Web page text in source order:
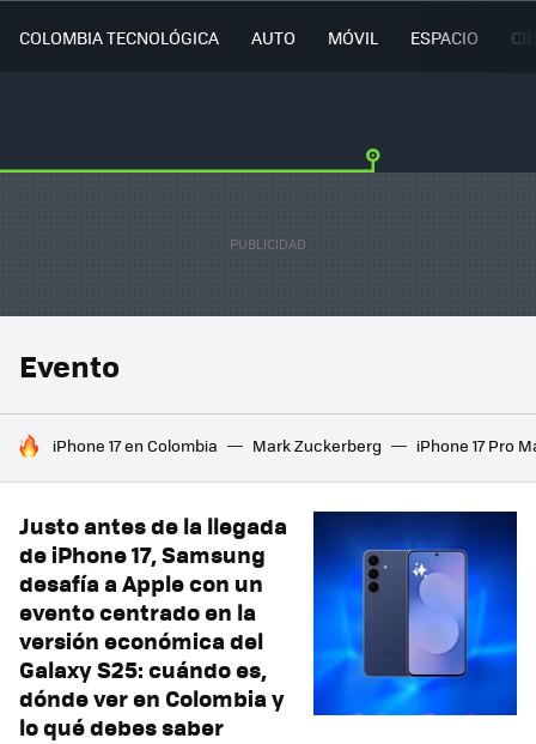
COLOMBIA TECNOLÓGICA AUTO MÓVIL ESPACIO
Evento
HOY SE HABLA DE
iPhone 17 en Colombia Mark Zuckerberg iPhone 17 Pro
Justo antes de la llegada
de iPhone 17, Samsung
desafía a Apple con un
evento centrado en la
versión económica del
Galaxy S25: cuándo es,
dónde ver en Colombia y
lo qué debes saber